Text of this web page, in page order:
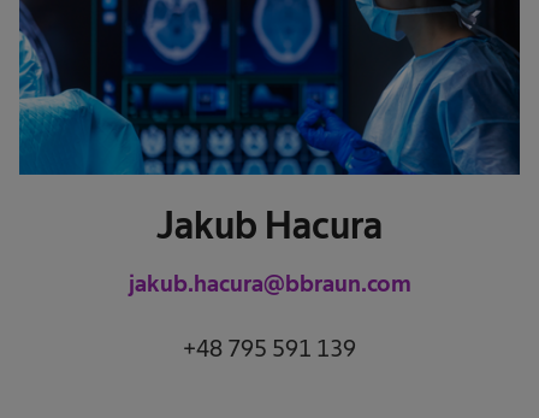
Jakub Hacura
jakub.hacura@bbraun.com
+48 795 591 139